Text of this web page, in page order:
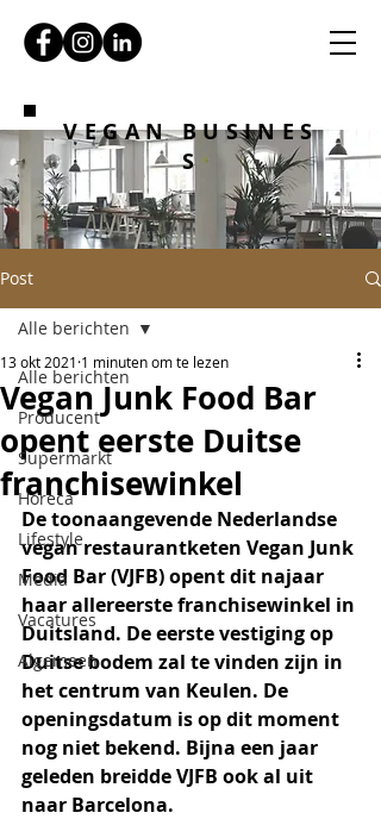
VEGAN BUSINES
S
Post
Alle berichten
Producent
Supermarkt
Horeca
Lifestyle
Media
Vacatures
Algemeen
Alle berichten
Vegan Junk Food Bar
opent eerste Duitse
franchisewinkel
13 okt 2021 1 minuten om te lezen
De toonaangevende Nederlandse
vegan restaurantketen Vegan Junk
Food Bar (VJFB) opent dit najaar
haar allereerste franchisewinkel in
Duitsland. De eerste vestiging op
Duitse bodem zal te vinden zijn in
het centrum van Keulen. De
openingsdatum is op dit moment
nog niet bekend. Bijna een jaar
geleden breidde VJFB ook al uit
naar Barcelona.